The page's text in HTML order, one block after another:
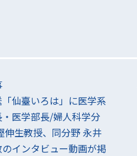
仙臺いろは」に医学系
医学部長/婦人科学分
伸生教授、同分野 永井
インタビュー動画が掲